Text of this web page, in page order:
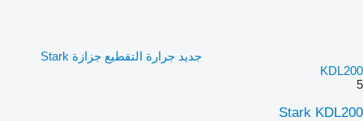
جديد جرارة التقطيع جزازة Stark
KDL200
5
Stark KDL200